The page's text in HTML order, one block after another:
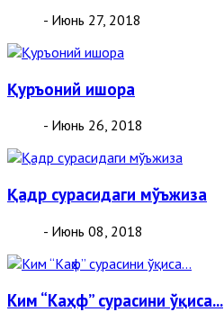
- Июнь 27, 2018
Қуръоний ишора
- Июнь 26, 2018
Қадр сурасидаги мўъжиза
- Июнь 08, 2018
Ким “Каҳф” сурасини ўқиса...